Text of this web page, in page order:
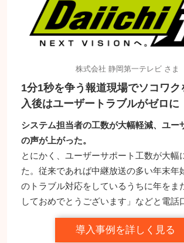
株式会社 静岡第一テレビ さま
1分1秒を争う報道現場でソコワク
入後はユーザートラブルがゼロに
システム担当者の工数が大幅軽減、ユー
の声が上がった。
とにかく、ユーザーサポート工数が大幅
た。従来であれば中継放送の多い年末年
のトラブル対応をしているうちに年をま
しておめでとうございます」などと電
導入事例を詳しく見る